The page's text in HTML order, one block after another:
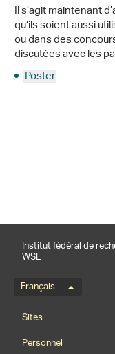
Il s’agit maintenant
qu‘ils soient aussi
ou dans des
discutées avec les
Poster
Institut fédéral de
WSL
Menu de
Français
Sites
Personnel